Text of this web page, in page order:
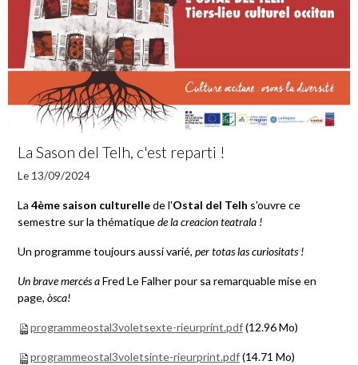
La Sason del Telh, c'est reparti !
Le 13/09/2024
La 4ème saison culturellede l'Ostal del Telh s'ouvre ce
semestre sur la thématiquede la creacion teatrala !
Un programme toujours aussi varié, per totas las curiositats !
Un brave mercés aFred Le Falher pour sa remarquable mise en
page, òsca!
programmeostal3voletsexte-rieurprint.pdf(12.96 Mo)
programmeostal3voletsinte-rieurprint.pdf(14.71 Mo)